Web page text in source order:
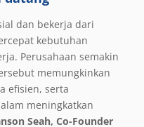
dan bekerja dari
kebutuhan
Perusahaan semakin
memungkinkan
efisien, serta
meningkatkan
Seah, Co-Founder